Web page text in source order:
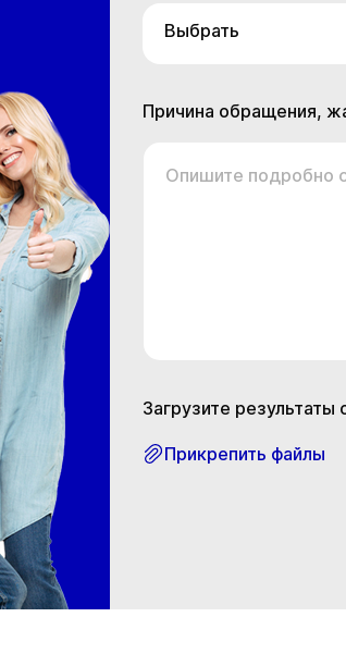
Выбрать
Причина обращения,
Опишите подробно
Загрузите результаты
Прикрепить файлы